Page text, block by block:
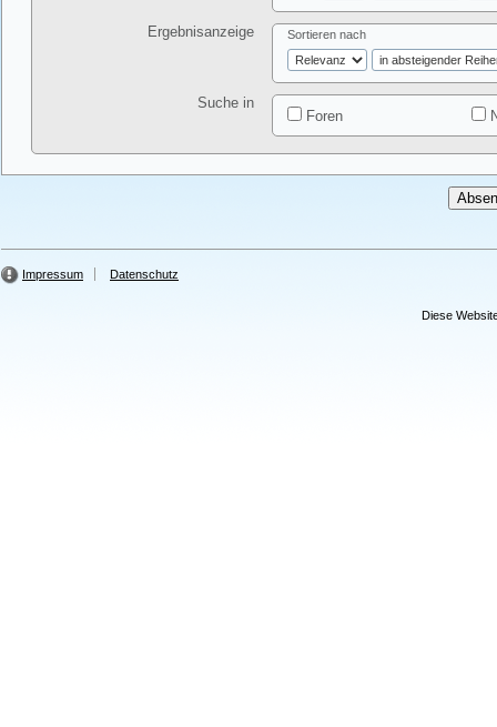
Ergebnisanzeige Sortieren nach
Suche in
Foren
Impressum Datenschutz
Diese